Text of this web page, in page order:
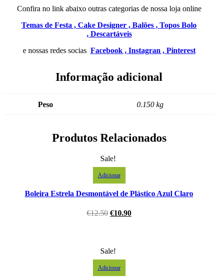
Confira no link abaixo outras categorias de nossa loja online
Temas de Festa , Cake Designer , Balões , Topos Bolo
, Descartáveis
e nossas redes socias Facebook , Instagran , Pinterest
Informação adicional
Peso 0.150 kg
Produtos Relacionados
Sale!
Adicionar
Boleira Estrela Desmontável de Plástico Azul Claro
€12.50 €10.90
Sale!
Adicionar